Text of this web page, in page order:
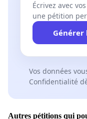
Écrivez avec
une pétition
Vos données
Confidentialité
Autres pétitions qui